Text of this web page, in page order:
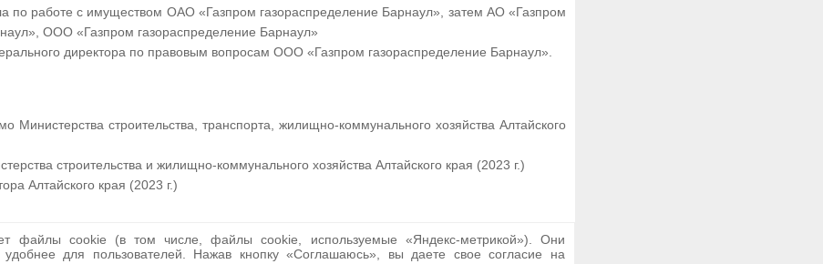
по работе с имуществом ОАО «Газпром газораспределение Барнаул», затем АО «Газпром
ООО «Газпром газораспределение Барнаул»
директора по правовым вопросам ООО «Газпром газораспределение Барнаул».
Министерства строительства, транспорта, жилищно-коммунального хозяйства Алтайского
строительства и жилищно-коммунального хозяйства Алтайского края (2023 г.)
Алтайского края (2023 г.)
ООО «Газпром газораспределение Барнаул»
файлы cookie (в том числе, файлы cookie, используемые «Яндекс-метрикой»). Они
удобнее для пользователей. Нажав кнопку «Соглашаюсь», вы даете свое согласие на